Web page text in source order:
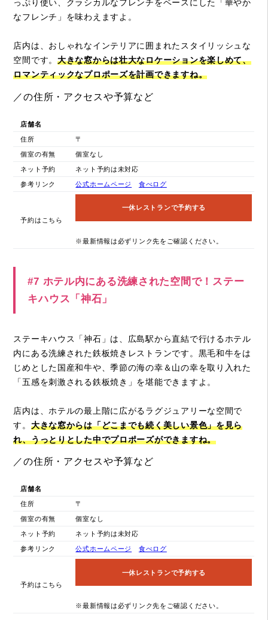
っぷり使い、クラシカルなフレンチをベースにした「華やか
なフレンチ」を味わえますよ。
店内は、おしゃれなインテリアに囲まれたスタイリッシュな
空間です。 大きな窓からは壮大なロケーションを楽しめて、
ロマンティックなプロポーズを計画できますね。
／の住所・アクセスや予算など
店舗名
住所 〒
個室の有無 個室なし
ネット予約 ネット予約は未対応
参考リンク 公式ホームページ 食べログ
予約はこちら
一休レストランで予約する
※最新情報は必ずリンク先をご確認ください。
#7 ホテル内にある洗練された空間で！ステー
キハウス「神石」
ステーキハウス「神石」は、広島駅から直結で行けるホテル
内にある洗練された鉄板焼きレストランです。黒毛和牛をは
じめとした国産和牛や、季節の海の幸＆山の幸を取り入れた
「五感を刺激される鉄板焼き」を堪能できますよ。
店内は、ホテルの最上階に広がるラグジュアリーな空間で
す。 大きな窓からは「どこまでも続く美しい景色」を見ら
れ、うっとりとした中でプロポーズができますね。
／の住所・アクセスや予算など
店舗名
住所 〒
個室の有無 個室なし
ネット予約 ネット予約は未対応
参考リンク 公式ホームページ 食べログ
予約はこちら
一休レストランで予約する
※最新情報は必ずリンク先をご確認ください。